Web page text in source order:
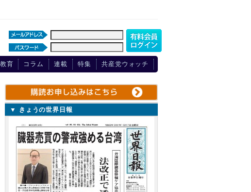
教育 コラム 連載 特集 共産党ウォッチ
▼ きょうの世界日報